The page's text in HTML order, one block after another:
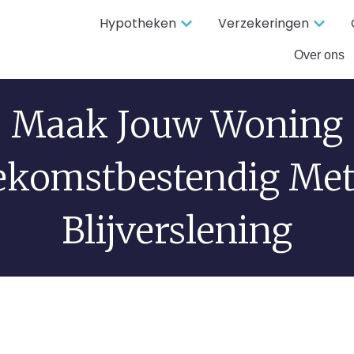
Hypotheken Verzekeringen
Over ons
Maak Jouw Woning
Blijverslening